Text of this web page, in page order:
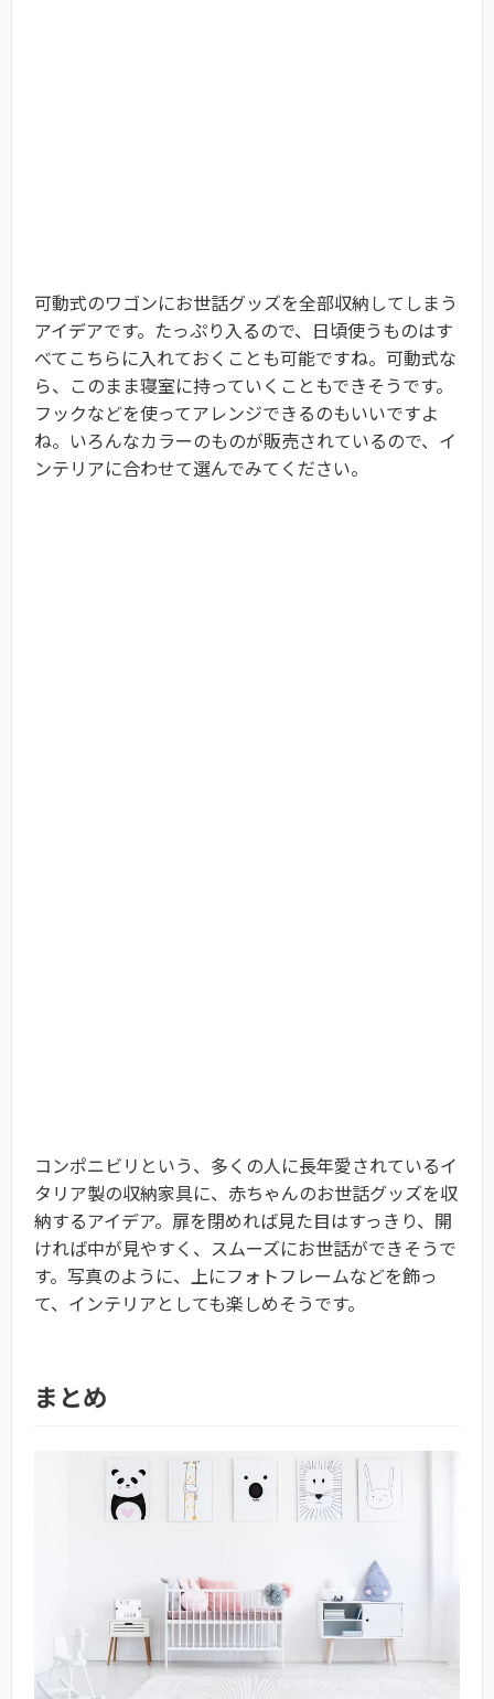
可動式のワゴンにお世話グッズを全部収納してしまう
アイデアです。たっぷり入るので、日頃使うものはす
べてこちらに入れておくことも可能ですね。可動式な
ら、このまま寝室に持っていくこともできそうです。
フックなどを使ってアレンジできるのもいいですよ
ね。いろんなカラーのものが販売されているので、イ
ンテリアに合わせて選んでみてください。
コンポニビリという、多くの人に長年愛されているイ
タリア製の収納家具に、赤ちゃんのお世話グッズを収
納するアイデア。扉を閉めれば見た目はすっきり、開
ければ中が見やすく、スムーズにお世話ができそうで
す。写真のように、上にフォトフレームなどを飾っ
て、インテリアとしても楽しめそうです。
まとめ